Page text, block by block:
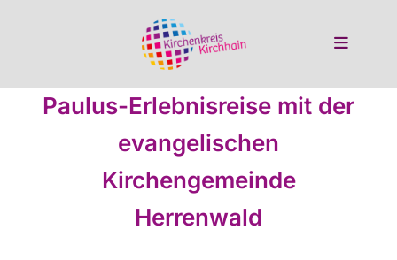
Paulus-Erlebnisreise mit der
evangelischen
Kirchengemeinde
Herrenwald